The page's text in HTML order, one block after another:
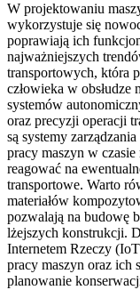
W projektowaniu
wykorzystuje się
poprawiają ich
najważniejszych
transportowych, która
człowieka w
systemów
oraz precyzji operacji
są systemy
pracy maszyn w
reagować na
transportowe. Warto
materiałów
pozwalają na budowę
lżejszych konstrukcji.
Internetem Rzeczy
pracy maszyn oraz ich
planowanie